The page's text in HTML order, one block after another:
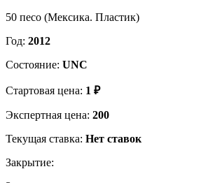
50 песо (Мексика. Пластик)
Год: 2012
Состояние: UNC
Стартовая цена: 1 ₽
Экспертная цена: 200
Текущая ставка: Нет ставок
Закрытие: